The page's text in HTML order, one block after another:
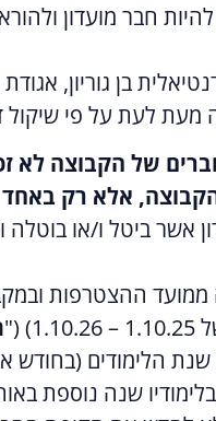
להיות חבר מועדון
מעת לעת על פי
של הקבוצה לא
אלא רק
אשר ביטל ו/או
ממועד ההצטרפות
("
הלימודים (בחודש
שנה נוספת